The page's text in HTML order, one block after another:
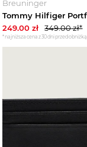
Breuninger
249.00 zł 349.00zł*
*najniższa cena z 30 dni przed obniżką